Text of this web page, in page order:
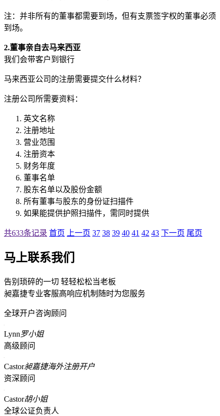
注：并非所有的董事都需要到场，但有支票签字权的董事必须
到场。
2.董事亲自去马来西亚
我们会带客户到银行
马来西亚公司的注册需要提交什么材料？
注册公司所需要资料：
英文名称
注册地址
营业范围
注册资本
财务年度
董事名单
股东名单以及股份金额
所有董事与股东的身份证扫描件
如果能提供护照扫描件，需同时提供
共633条记录 首页 上一页 37 38 39 40 41 42 43 下一页 尾页
马上联系我们
告别琐碎的一切 轻轻松松当老板
昶嘉捷专业客服高响应机制随时为您服务
全球开户咨询顾问
Lynn罗小姐
高级顾问
Castor昶嘉捷海外注册开户
资深顾问
Castor胡小姐
全球公证负责人